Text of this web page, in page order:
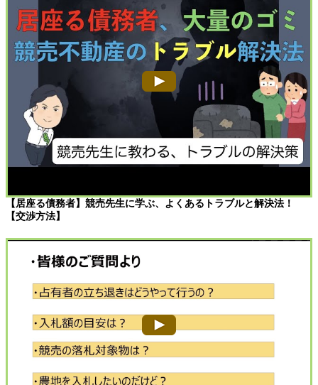
【居座る債務者】競売先生に学ぶ、よくあるトラブルと解決法！
【交渉方法】